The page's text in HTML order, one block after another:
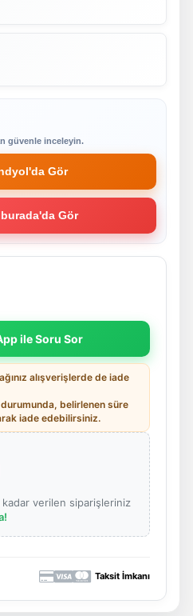
güvenle inceleyin.
Gör
Gör
ile Soru Sor
alışverişlerde de iade
belirlenen süre
iade edebilirsiniz.
verilen siparişleriniz
Taksit İmkanı